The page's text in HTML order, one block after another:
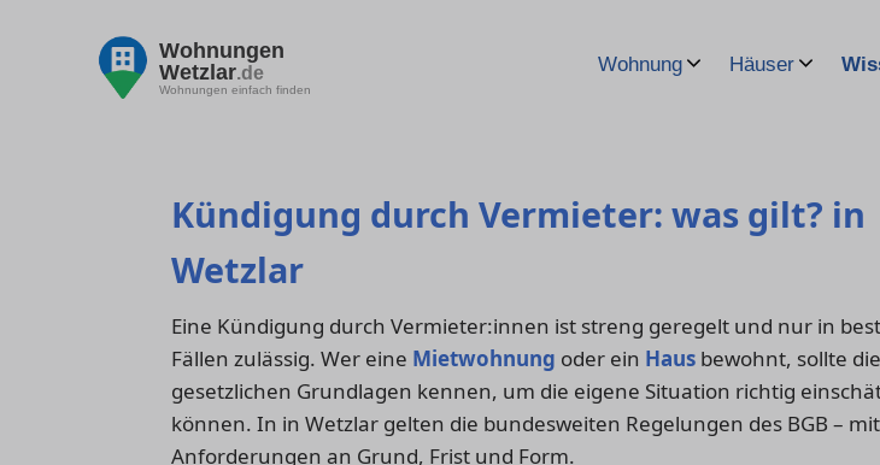
Wohnungen
Wetzlar.de
Wohnungen einfach finden
Wohnung Häuser
Kündigung durch Vermieter: was gilt? in
Wetzlar
Eine Kündigung durch Vermieter:innen ist streng geregelt und nur in
Fällen zulässig. Wer eine Mietwohnung oder ein Haus bewohnt, sollte die
gesetzlichen Grundlagen kennen, um die eigene Situation richtig
können. In in Wetzlar gelten die bundesweiten Regelungen des BGB –
Anforderungen an Grund, Frist und Form.